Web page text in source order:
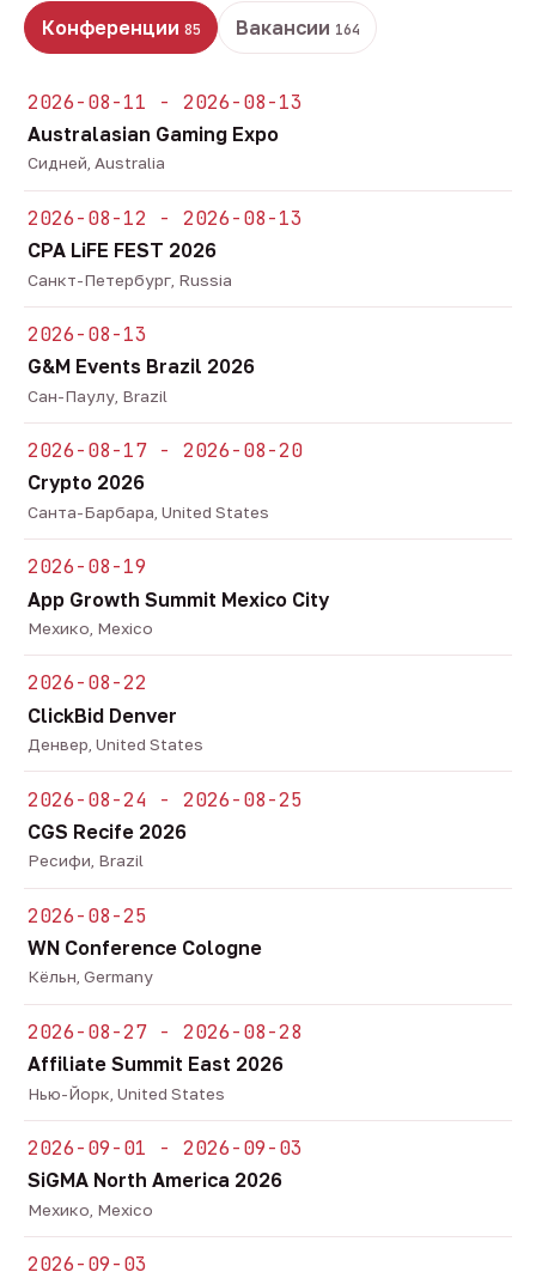
Конференции 85 Вакансии 164
2026-08-11 - 2026-08-13
Australasian Gaming Expo
Сидней, Australia
2026-08-12 - 2026-08-13
CPA LiFE FEST 2026
Санкт-Петербург, Russia
2026-08-13
G&M Events Brazil 2026
Сан-Паулу, Brazil
2026-08-17 - 2026-08-20
Crypto 2026
Санта-Барбара, United States
2026-08-19
App Growth Summit Mexico City
Мехико, Mexico
2026-08-22
ClickBid Denver
Денвер, United States
2026-08-24 - 2026-08-25
CGS Recife 2026
Ресифи, Brazil
2026-08-25
WN Conference Cologne
Кёльн, Germany
2026-08-27 - 2026-08-28
Affiliate Summit East 2026
Нью-Йорк, United States
2026-09-01 - 2026-09-03
SiGMA North America 2026
Мехико, Mexico
2026-09-03